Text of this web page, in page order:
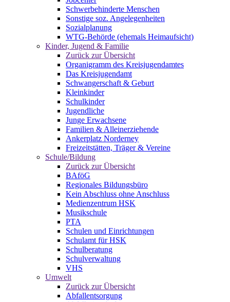
Schwerbehinderte Menschen
Sonstige soz. Angelegenheiten
Sozialplanung
WTG-Behörde (ehemals Heimaufsicht)
Kinder, Jugend & Familie
Zurück zur Übersicht
Organigramm des Kreisjugendamtes
Das Kreisjugendamt
Schwangerschaft & Geburt
Kleinkinder
Schulkinder
Jugendliche
Junge Erwachsene
Familien & Alleinerziehende
Ankerplatz Norderney
Freizeitstätten, Träger & Vereine
Schule/Bildung
Zurück zur Übersicht
BAföG
Regionales Bildungsbüro
Kein Abschluss ohne Anschluss
Medienzentrum HSK
Musikschule
PTA
Schulen und Einrichtungen
Schulamt für HSK
Schulberatung
Schulverwaltung
VHS
Umwelt
Zurück zur Übersicht
Abfallentsorgung